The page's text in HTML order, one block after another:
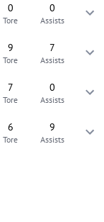
0
Tore
0
Assists
9
Tore
7
Assists
7
Tore
0
Assists
6
Tore
9
Assists